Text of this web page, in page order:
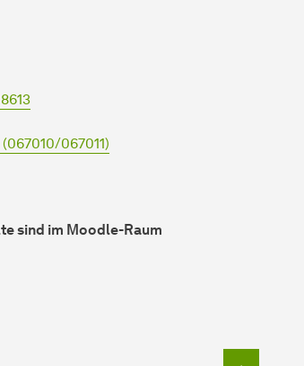
067011)
sind im Moodle-Raum